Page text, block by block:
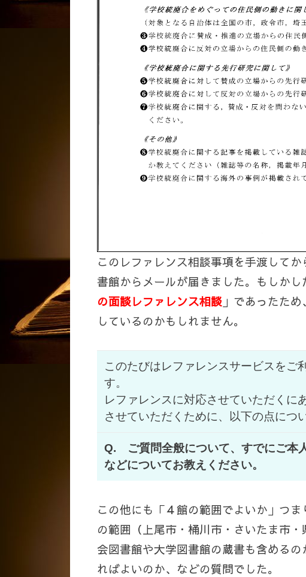
このレファレンス相談事項を手渡してか
書館からメールが届きました。もしかし
の面談レファレンス相談 」であったた
しているのかもしれません。
このたびはレファレンスサービスをご
す。
レファレンスに対応させていただくに
させていただくために、以下の点につ
Q. ご質問全般について、すでにご本
などについてお教えください。
この他にも「４館の範囲でよいか」つ
の範囲（上尾市・桶川市・さいたま市
会図書館や大学図書館の蔵書も含める
ればよいのか、などの質問でした。